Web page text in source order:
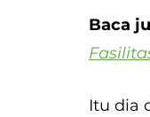
Baca
Itu dia